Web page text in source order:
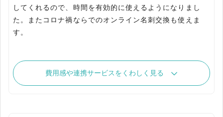
してくれるので、時間を有効的に使えるようになりまし
た。またコロナ禍ならでのオンライン名刺交換も使えま
す。
費用感や連携サービスをくわしく見る